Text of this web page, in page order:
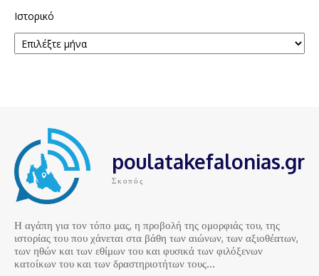
Ιστορικό
poulatakefalonias.gr
Σκοπός
Η αγάπη για τον τόπο μας, η προβολή της ομορφιάς του, της
ιστορίας του που χάνεται στα βάθη των αιώνων, των αξιοθέατων,
των ηθών και των εθίμων του και φυσικά των φιλόξενων
κατοίκων του και των δραστηριοτήτων τους…